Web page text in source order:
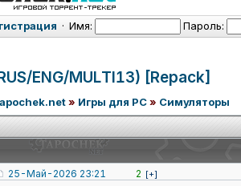
· Имя: Пароль:
ENG/MULTI13) [Repack]
» Игры для PC» Симуляторы
25-Май-2026 23:21 2 [+]